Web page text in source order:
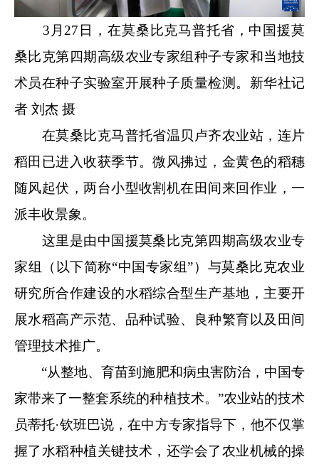
3月27日，在莫桑比克马普托省，中国援莫
桑比克第四期高级农业专家组种子专家和当地技
术员在种子实验室开展种子质量检测。新华社记
者 刘杰 摄
在莫桑比克马普托省温贝卢齐农业站，连片
稻田已进入收获季节。微风拂过，金黄色的稻穗
随风起伏，两台小型收割机在田间来回作业，一
派丰收景象。
这里是由中国援莫桑比克第四期高级农业专
家组（以下简称“中国专家组”）与莫桑比克农业
研究所合作建设的水稻综合型生产基地，主要开
展水稻高产示范、品种试验、良种繁育以及田间
管理技术推广。
“从整地、育苗到施肥和病虫害防治，中国专
家带来了一整套系统的种植技术。”农业站的技术
员蒂托·钦班巴说，在中方专家指导下，他不仅掌
握了水稻种植关键技术，还学会了农业机械的操